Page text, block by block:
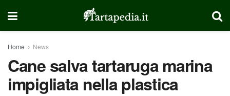
Home News
Cane salva tartaruga marina
impigliata nella plastica